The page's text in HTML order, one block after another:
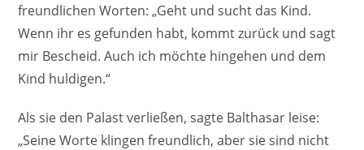
freundlichen Worten: „Geht und sucht das Kind.
Wenn ihr es gefunden habt, kommt zurück und sagt
mir Bescheid. Auch ich möchte hingehen und dem
Kind huldigen.“
Als sie den Palast verließen, sagte Balthasar leise:
„Seine Worte klingen freundlich, aber sie sind nicht